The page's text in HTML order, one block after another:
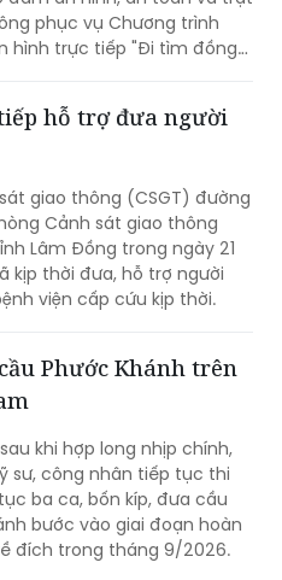
dẫn đường", diễn ra lúc
7 tại Đài tưởng niệm các
sĩ, phường Ba Đình.
tiếp hỗ trợ đưa người
giao thông (CSGT) đường
Cảnh sát giao thông
Lâm Đồng trong ngày 21
kịp thời đưa, hỗ trợ người
viện cấp cứu kịp thời.
Phước Khánh trên
khi hợp long nhịp chính,
sư, công nhân tiếp tục thi
ba ca, bốn kíp, đưa cầu
bước vào giai đoạn hoàn
đích trong tháng 9/2026.
vào giai đoạn